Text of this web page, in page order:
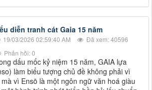
diễn tranh cát Gaia 15 năm
19/03/2026 02:59:40 AM
Đã xem: 40596
Phản hồi: 0
dấu mốc kỷ niệm 15 năm, GAIA lựa
làm biểu tượng chủ đề không phải vì
vì Ensō là một ngôn ngữ văn hoá giàu